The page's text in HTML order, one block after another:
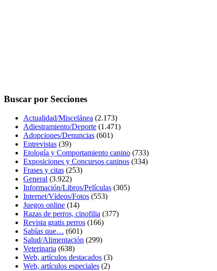
Buscar por Secciones
Actualidad/Miscelánea (2.173)
Adiestramiento/Deporte (1.471)
Adopciones/Denuncias (601)
Entrevistas (39)
Etología y Comportamiento canino (733)
Exposiciones y Concursos caninos (334)
Frases y citas (253)
General (3.922)
Información/Libros/Películas (305)
Internet/Vídeos/Fotos (553)
Juegos online (14)
Razas de perros, cinofilia (377)
Revista gratis perros (166)
Sabías que… (601)
Salud/Alimentación (299)
Veterinaria (638)
Web, artículos destacados (3)
Web, artículos especiales (2)